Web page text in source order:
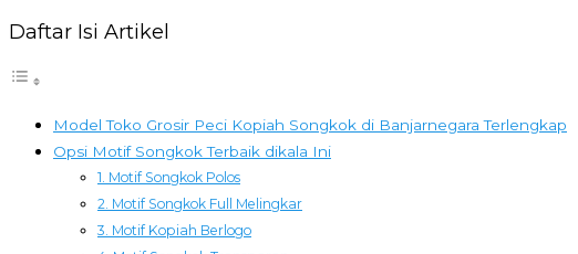
Daftar Isi Artikel
Model Toko Grosir Peci Kopiah Songkok di Banjarnegara Terlengkap
Opsi Motif Songkok Terbaik dikala Ini
1. Motif Songkok Polos
2. Motif Songkok Full Melingkar
3. Motif Kopiah Berlogo